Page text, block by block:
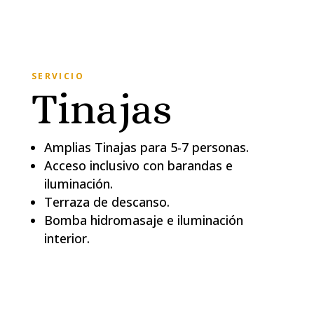
SERVICIO
Tinajas
Amplias Tinajas para 5-7 personas.
Acceso inclusivo con barandas e
iluminación.
Terraza de descanso.
Bomba hidromasaje e iluminación
interior.